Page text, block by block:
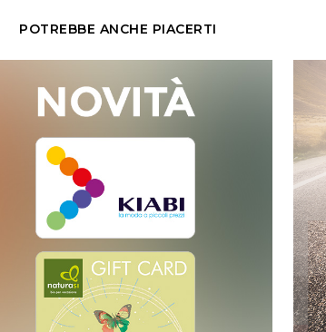
POTREBBE ANCHE PIACERTI